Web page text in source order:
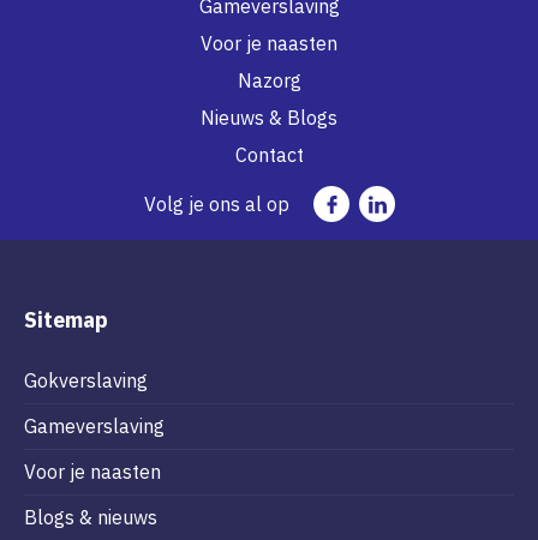
Gameverslaving
Voor je naasten
Nazorg
Nieuws & Blogs
Contact
Volg je ons al op
Sitemap
Gokverslaving
Gameverslaving
Voor je naasten
Blogs & nieuws